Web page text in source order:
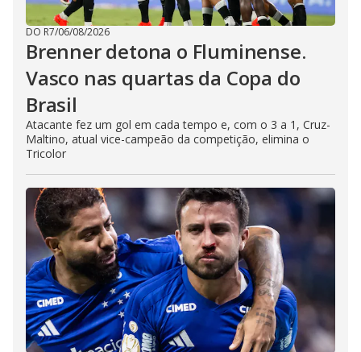
DO R7/06/08/2026
Brenner detona o Fluminense.
Vasco nas quartas da Copa do
Brasil
Atacante fez um gol em cada tempo e, com o 3 a 1, Cruz-
Maltino, atual vice-campeão da competição, elimina o
Tricolor